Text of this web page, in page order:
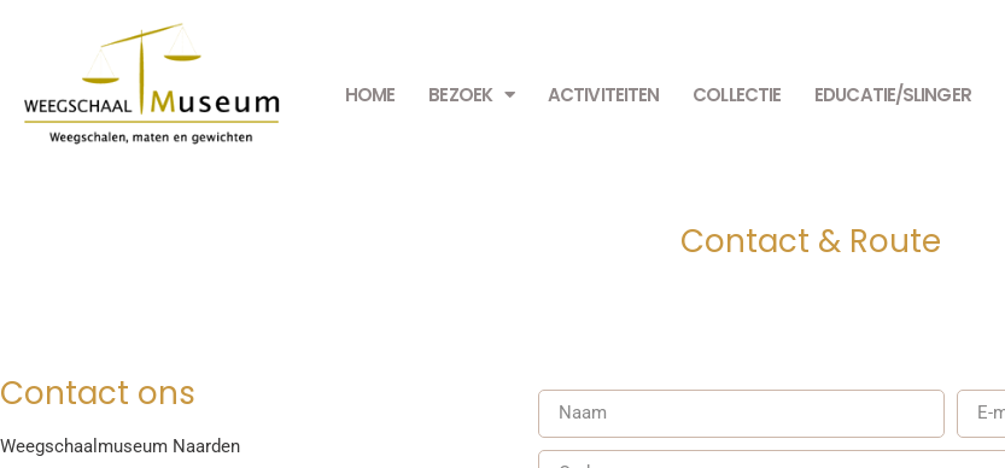
HOME BEZOEK ACTIVITEITEN COLLECTIE EDUCATIE/SLINGER
Contact & Route
Contact ons
Weegschaalmuseum Naarden